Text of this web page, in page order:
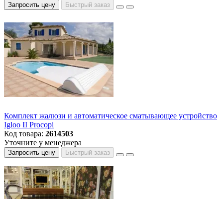
Запросить цену Быстрый заказ
Комплект жалюзи и автоматическое сматывающее устройство
Igloo II Procopi
Код товара: 2614503
Уточните у менеджера
Запросить цену Быстрый заказ